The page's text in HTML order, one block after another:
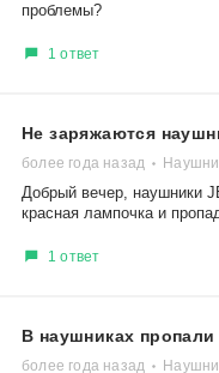
проблемы?
1 ответ
Не заряжаются
более года назад
Добрый вечер, наушники
красная лампочка и
1 ответ
В наушниках
более года назад